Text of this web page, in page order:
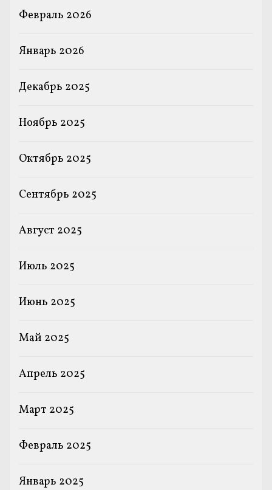
Февраль 2026
Январь 2026
Декабрь 2025
Ноябрь 2025
Октябрь 2025
Сентябрь 2025
Август 2025
Июль 2025
Июнь 2025
Май 2025
Апрель 2025
Март 2025
Февраль 2025
Январь 2025